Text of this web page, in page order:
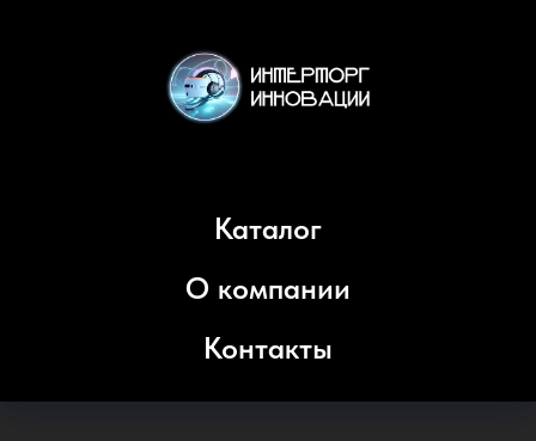
Каталог
О компании
Контакты